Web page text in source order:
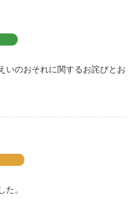
いのおそれに関するお詫びとお
た。